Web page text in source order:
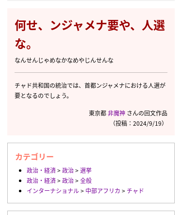
何せ、ンジャメナ要や、人選
な。
なんせんじゃめなかなめやじんせんな
チャド共和国の統治では、首都ンジャメナにおける人選が
要となるのでしょう。
東京都非魔神 さんの回文作品
（投稿：2024/9/19）
カテゴリー
政治・経済>政治>選挙
政治・経済>政治>全般
インターナショナル> 中部アフリカ > チャド